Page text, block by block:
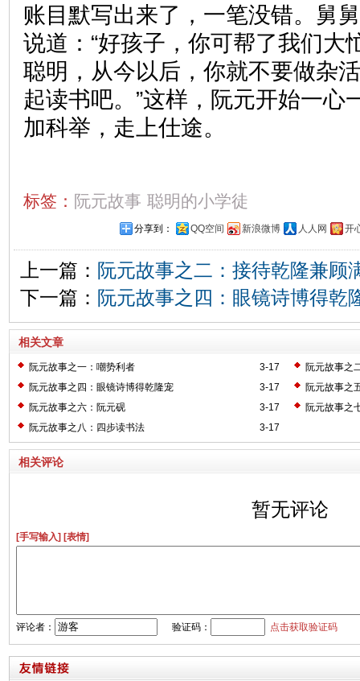
账目默写出来了，一笔没错。舅
说道：“好孩子，你可帮了我们大
聪明，从今以后，你就不要做杂
起读书吧。”这样，阮元开始一心
加科举，走上仕途。
标签： 阮元故事 聪明的小学徒
分享到： QQ空间 新浪微博 人人网 开
上一篇： 阮元故事之二：接待乾隆兼顾
下一篇： 阮元故事之四：眼镜诗博得乾
相关文章
3-17
阮元故事之一：嘲势利者
阮元故事之
3-17
阮元故事之四：眼镜诗博得乾隆宠
阮元故事之
3-17
阮元故事之六：阮元砚
阮元故事之
3-17
阮元故事之八：四步读书法
相关评论
暂无评论
[手写输入] [表情]
评论者： 验证码： 点击获取验证码